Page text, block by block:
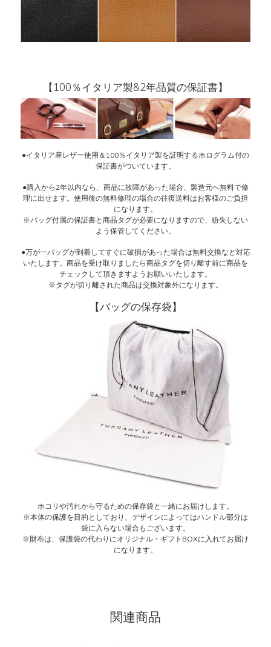
【100％イタリア製&2年品質の保証書】
●イタリア産レザー使用＆100％イタリア製を証明するホログラム付の
保証書がついています。
●購入から2年以内なら、商品に故障があった場合、製造元へ無料で修
理に出せます。使用後の無料修理の場合の往復送料はお客様のご負担
になります。
※バッグ付属の保証書と商品タグが必要になりますので、紛失しない
よう保管してください。
●万が一バッグが到着してすぐに破損があった場合は無料交換など対応
いたします。商品を受け取りましたら商品タグを切り離す前に商品を
チェックして頂きますようお願いいたします。
※タグが切り離された商品は交換対象外になります。
【バッグの保存袋】
ホコリや汚れから守るための保存袋と一緒にお届けします。
※本体の保護を目的としており、デザインによってはハンドル部分は
袋に入らない場合もございます。
※財布は、保護袋の代わりにオリジナル・ギフトBOXに入れてお届け
になります。
関連商品